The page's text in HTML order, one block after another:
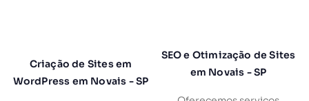
Criação de Sites em
WordPress em Novais - SP
SEO e Otimização de Sites
em Novais - SP